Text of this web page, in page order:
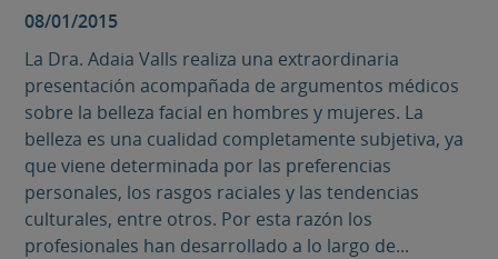
08/01/2015
La Dra. Adaia Valls realiza una extraordinaria
presentación acompañada de argumentos médicos
sobre la belleza facial en hombres y mujeres. La
belleza es una cualidad completamente subjetiva, ya
que viene determinada por las preferencias
personales, los rasgos raciales y las tendencias
culturales, entre otros. Por esta razón los
profesionales han desarrollado a lo largo de...